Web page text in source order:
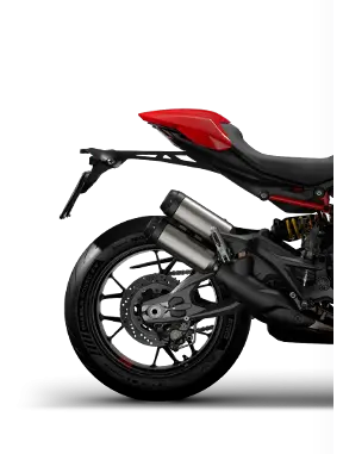
Hypermotard V2 SP
Výkon
Krútiaci moment
Váha bez benzínu